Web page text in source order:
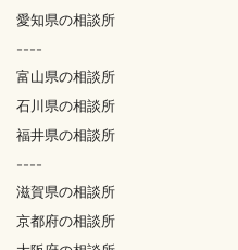
愛知県の相談所
----
富山県の相談所
石川県の相談所
福井県の相談所
----
滋賀県の相談所
京都府の相談所